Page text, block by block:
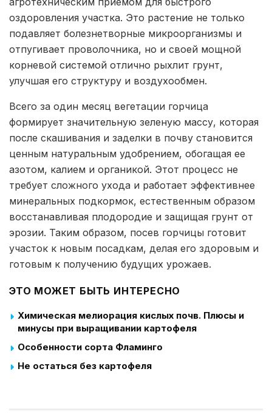
оздоровления участка. Это растение не только
подавляет болезнетворные микроорганизмы и
отпугивает проволочника, но и своей мощной
корневой системой отлично рыхлит грунт,
улучшая его структуру и воздухообмен.
Всего за один месяц вегетации горчица
формирует значительную зеленую массу, которая
после скашивания и заделки в почву становится
ценным натуральным удобрением, обогащая ее
азотом, калием и органикой. Этот процесс не
требует сложного ухода и работает эффективнее
минеральных подкормок, естественным образом
восстанавливая плодородие и защищая грунт от
эрозии. Таким образом, посев горчицы готовит
участок к новым посадкам, делая его здоровым и
готовым к получению будущих урожаев.
ЭТО МОЖЕТ БЫТЬ ИНТЕРЕСНО
Химическая мелиорация кислых почв. Плюсы и
минусы при выращивании картофеля
Особенности сорта Фламинго
Не остаться без картофеля